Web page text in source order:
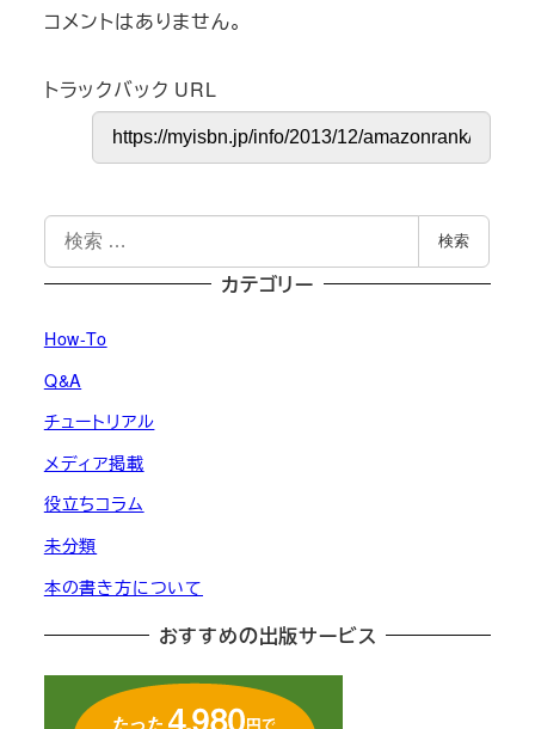
コメントはありません。
トラックバック URL
検
索
検索
カテゴリー
How-To
Q&A
チュートリアル
メディア掲載
役立ちコラム
未分類
本の書き方について
おすすめの出版サービス